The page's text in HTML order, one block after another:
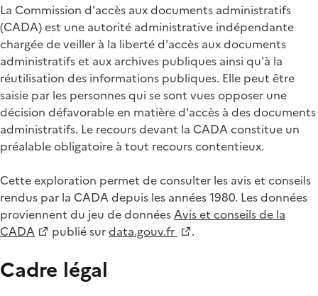
La Commission d'accès aux documents administratifs
(CADA) est une autorité administrative indépendante
chargée de veiller à la liberté d'accès aux documents
administratifs et aux archives publiques ainsi qu'à la
réutilisation des informations publiques. Elle peut être
saisie par les personnes qui se sont vues opposer une
décision défavorable en matière d'accès à des documents
administratifs. Le recours devant la CADA constitue un
préalable obligatoire à tout recours contentieux.
Cette exploration permet de consulter les avis et conseils
rendus par la CADA depuis les années 1980. Les données
proviennent du jeu de donnéesAvis et conseils de la
CADA
publié surdata.gouv.fr .
Cadre légal